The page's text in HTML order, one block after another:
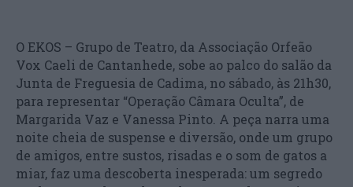
O EKOS – Grupo de Teatro, da Associação Orfeão
Vox Caeli de Cantanhede, sobe ao palco do salão da
Junta de Freguesia de Cadima, no sábado, às 21h30,
para representar “Operação Câmara Oculta”, de
Margarida Vaz e Vanessa Pinto. A peça narra uma
noite cheia de suspense e diversão, onde um grupo
de amigos, entre sustos, risadas e o som de gatos a
miar, faz uma descoberta inesperada: um segredo